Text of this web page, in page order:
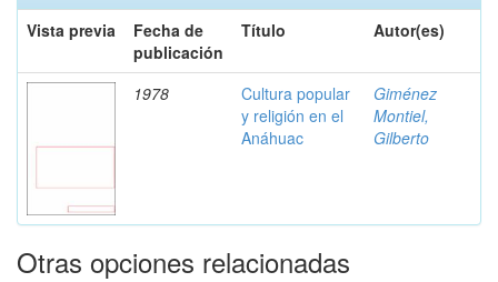
Vista previa
Fecha de
publicación
Título Autor(es)
1978
Cultura popular
y religión en el
Anáhuac
Giménez
Montiel,
Gilberto
Otras opciones relacionadas